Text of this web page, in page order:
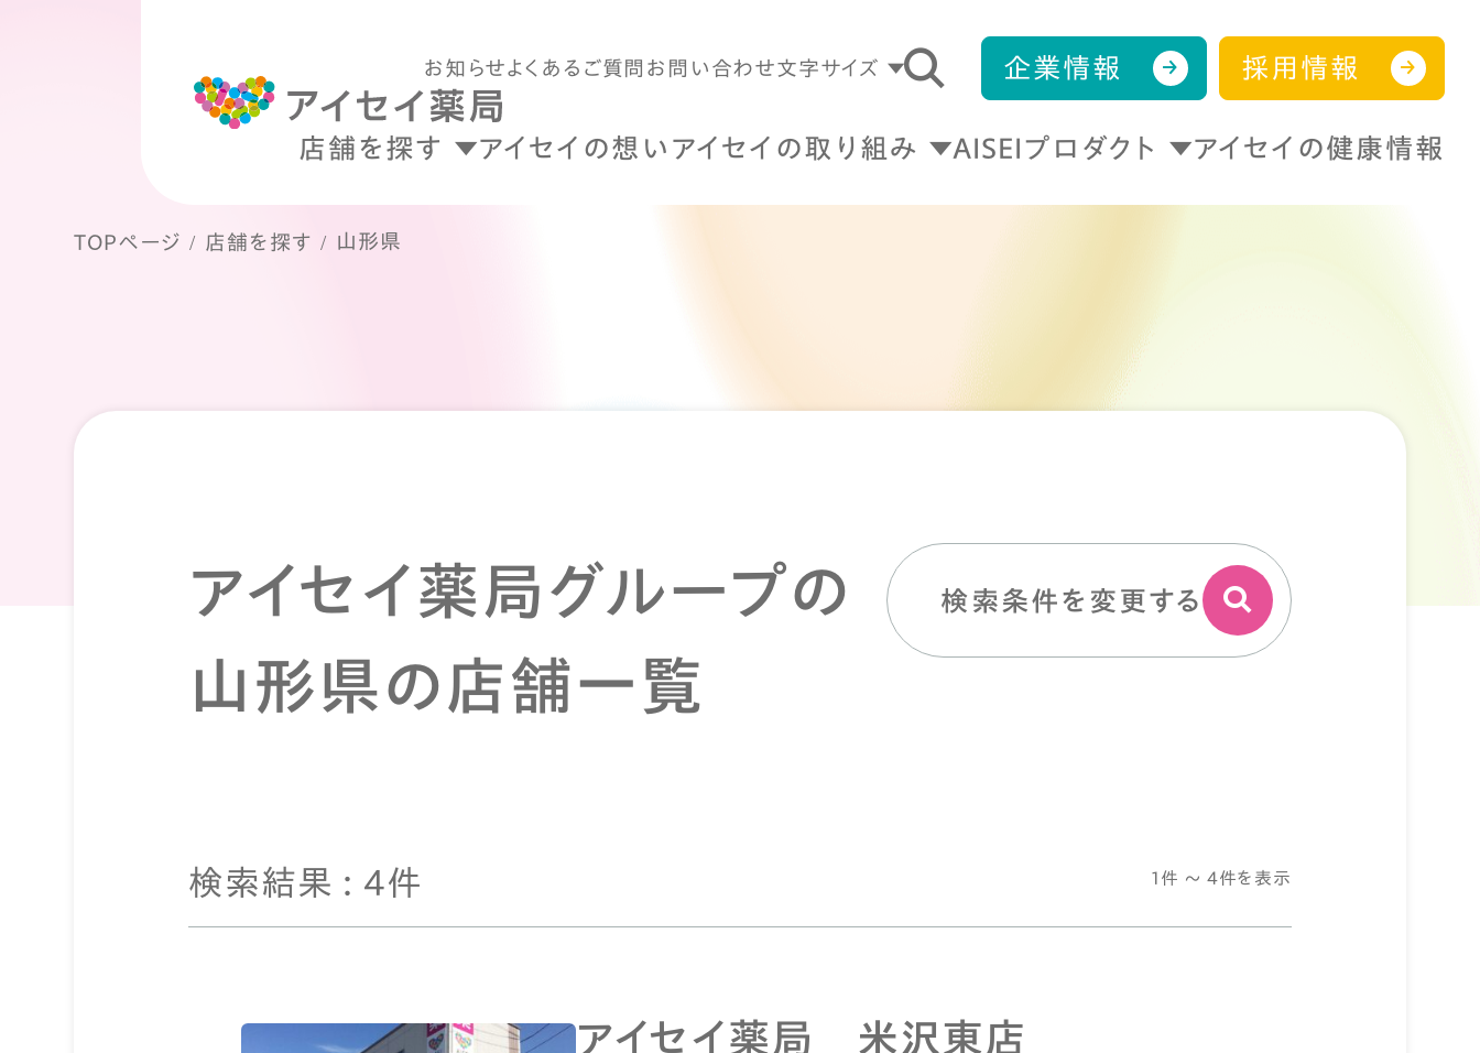
お知らせよくあるご質問 お問い合わせ文字サイズ 企業情報 採用情報
店舗を探す アイセイの想い アイセイの取り組み AISEIプロダクト アイセイの健康情報
TOPページ 店舗を探す 山形県
アイセイ薬局グループの
山形県の店舗一覧
検索条件を変更する
検索結果 : 4件 1件 ～ 4件を表示
アイセイ薬局 米沢東店